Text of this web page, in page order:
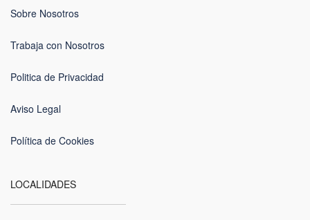
Sobre Nosotros
Trabaja con Nosotros
Politica de Privacidad
Aviso Legal
Política de Cookies
LOCALIDADES